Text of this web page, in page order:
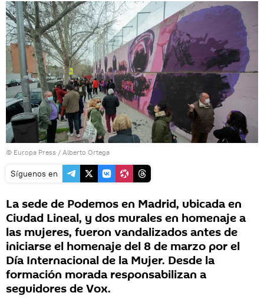
© Europa Press / Alberto Ortega
Síguenos en
La sede de Podemos en Madrid, ubicada en
Ciudad Lineal, y dos murales en homenaje a
las mujeres, fueron vandalizados antes de
iniciarse el homenaje del 8 de marzo por el
Día Internacional de la Mujer. Desde la
formación morada responsabilizan a
seguidores de Vox.